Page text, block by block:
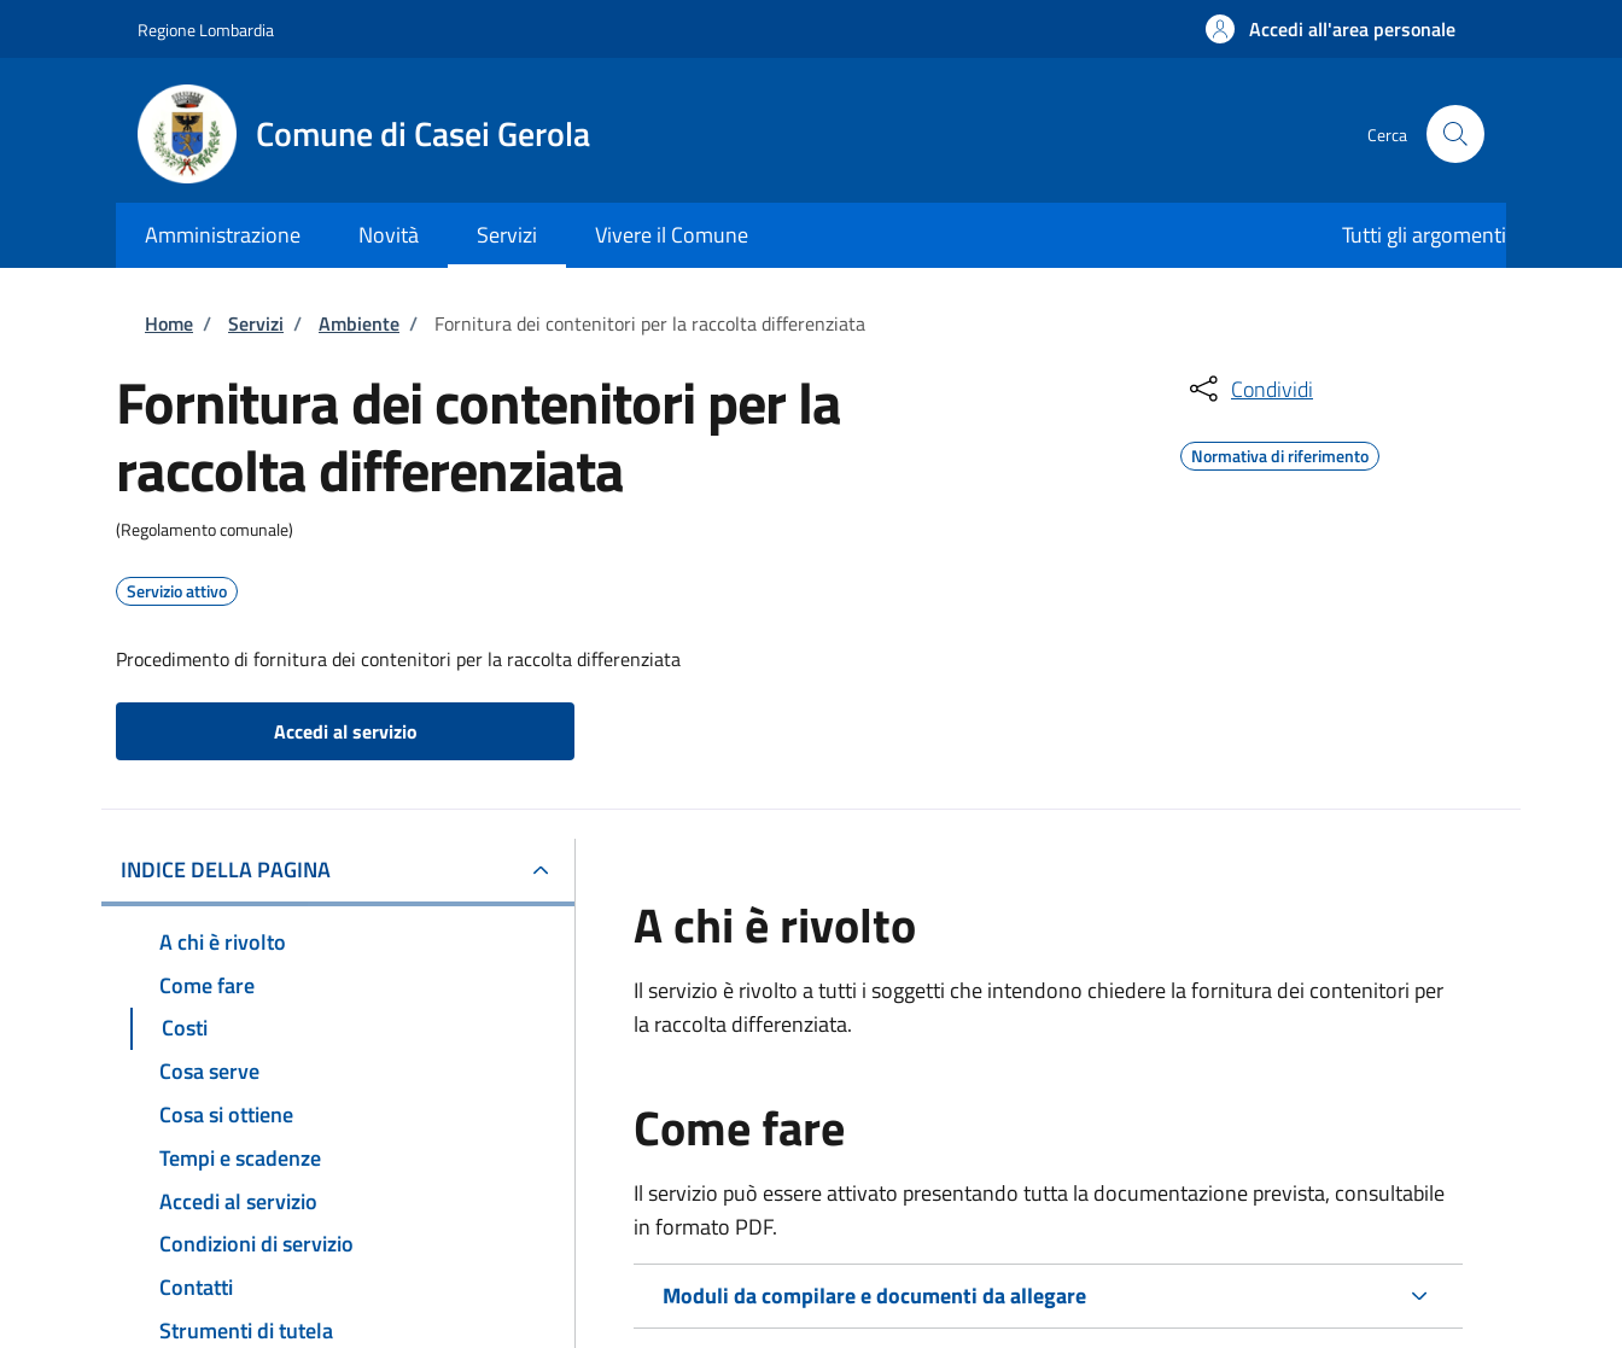
Regione Lombardia Accedi all'area personale
Comune di Casei Gerola Cerca
Amministrazione Novità Servizi Vivere il Comune Tutti gli argomenti
Briciole di pane
Home / Servizi / Ambiente / Fornitura dei contenitori per la raccolta differenziata
Fornitura dei contenitori per la
raccolta differenziata
(Regolamento comunale)
Servizio attivo
Procedimento di fornitura dei contenitori per la raccolta differenziata
Accedi al servizio
Condividi
Normativa di riferimento
INDICE DELLA PAGINA
A chi è rivolto
Come fare
Costi
Cosa serve
Cosa si ottiene
Tempi e scadenze
Accedi al servizio
Condizioni di servizio
Contatti
Strumenti di tutela
A chi è rivolto
Il servizio è rivolto a tutti i soggetti che intendono chiedere la fornitura dei contenitori per
la raccolta differenziata.
Come fare
Il servizio può essere attivato presentando tutta la documentazione prevista, consultabile
in formato PDF.
Moduli da compilare e documenti da allegare